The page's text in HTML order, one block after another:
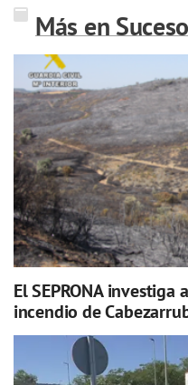
Más en
El SEPRONA investiga
incendio de